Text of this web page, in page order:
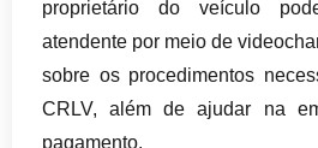
proprietário do veículo
atendente por meio de
sobre os procedimentos
CRLV, além de ajudar na
pagamento.